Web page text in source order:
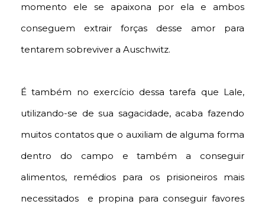
momento ele se apaixona por ela e ambos
conseguem extrair forças desse amor para
tentarem sobreviver a Auschwitz.
É também no exercício dessa tarefa que Lale,
utilizando-se de sua sagacidade, acaba fazendo
muitos contatos que o auxiliam de alguma forma
dentro do campo e também a conseguir
alimentos, remédios para os prisioneiros mais
necessitados e propina para conseguir favores